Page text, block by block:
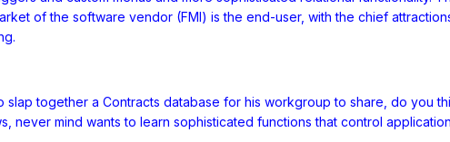
of the software vendor (FMI) is the end-user, with the chief
together a Contracts database for his workgroup to share, do you
never mind wants to learn sophisticated functions that control